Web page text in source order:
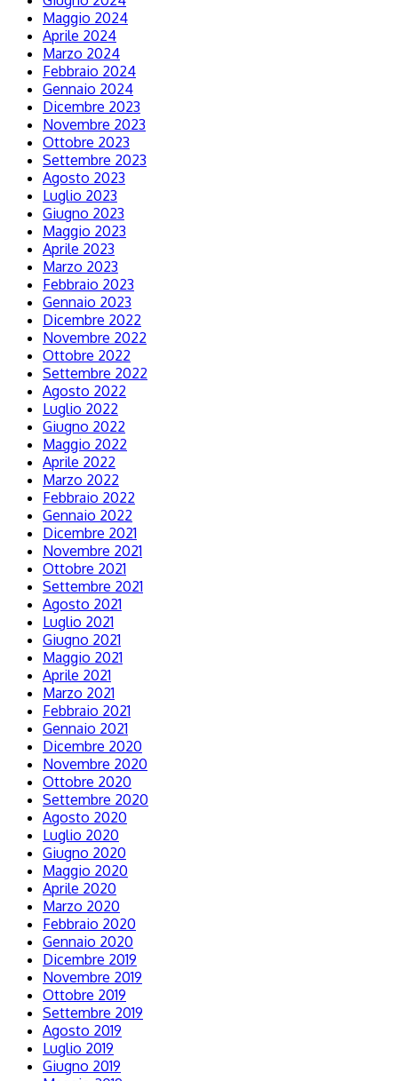
Maggio 2024
Aprile 2024
Marzo 2024
Febbraio 2024
Gennaio 2024
Dicembre 2023
Novembre 2023
Ottobre 2023
Settembre 2023
Agosto 2023
Luglio 2023
Giugno 2023
Maggio 2023
Aprile 2023
Marzo 2023
Febbraio 2023
Gennaio 2023
Dicembre 2022
Novembre 2022
Ottobre 2022
Settembre 2022
Agosto 2022
Luglio 2022
Giugno 2022
Maggio 2022
Aprile 2022
Marzo 2022
Febbraio 2022
Gennaio 2022
Dicembre 2021
Novembre 2021
Ottobre 2021
Settembre 2021
Agosto 2021
Luglio 2021
Giugno 2021
Maggio 2021
Aprile 2021
Marzo 2021
Febbraio 2021
Gennaio 2021
Dicembre 2020
Novembre 2020
Ottobre 2020
Settembre 2020
Agosto 2020
Luglio 2020
Giugno 2020
Maggio 2020
Aprile 2020
Marzo 2020
Febbraio 2020
Gennaio 2020
Dicembre 2019
Novembre 2019
Ottobre 2019
Settembre 2019
Agosto 2019
Luglio 2019
Giugno 2019